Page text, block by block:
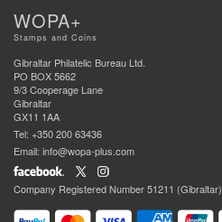
WOPA+
Stamps and Coins
Gibraltar Philatelic Bureau Ltd.
PO BOX 5662
9/3 Cooperage Lane
Gibraltar
GX11 1AA
Tel: +350 200 63436
Email: info@wopa-plus.com
Company Registered Number 51211 (Gibraltar)